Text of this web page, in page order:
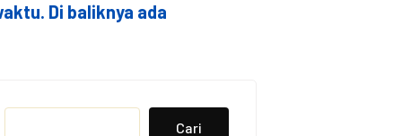
Di baliknya ada
Search
Cari